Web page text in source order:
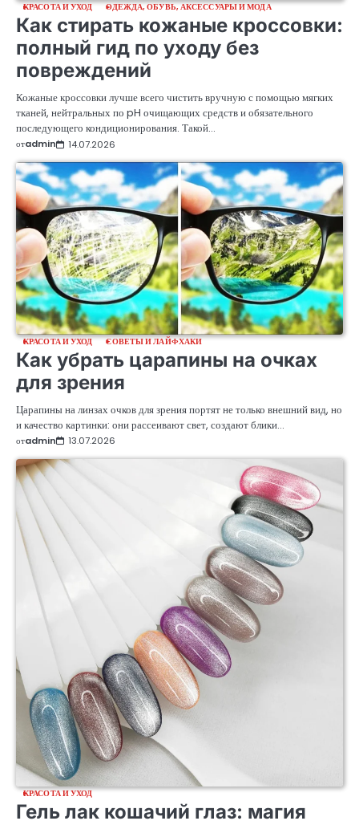
КРАСОТА И УХОД ОДЕЖДА, ОБУВЬ, АКСЕССУАРЫ И МОДА
Как стирать кожаные кроссовки:
полный гид по уходу без
повреждений
Кожаные кроссовки лучше всего чистить вручную с помощью мягких
тканей, нейтральных по pH очищающих средств и обязательного
последующего кондиционирования. Такой…
отadmin 14.07.2026
КРАСОТА И УХОД СОВЕТЫ И ЛАЙФХАКИ
Как убрать царапины на очках
для зрения
Царапины на линзах очков для зрения портят не только внешний вид, но
и качество картинки: они рассеивают свет, создают блики…
отadmin 13.07.2026
КРАСОТА И УХОД
Гель лак кошачий глаз: магия